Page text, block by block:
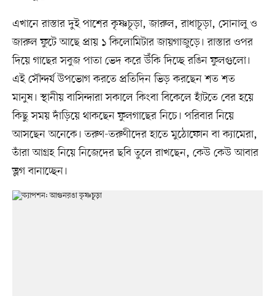
এখানে রাস্তার দুই পাশের কৃষ্ণচূড়া, জারুল, রাধাচূড়া, সোনালু ও
জারুল ফুটে আছে প্রায় ১ কিলোমিটার জায়গাজুড়ে। রাস্তার ওপর
দিয়ে গাছের সবুজ পাতা ভেদ করে উঁকি দিচ্ছে রঙিন ফুলগুলো।
এই সৌন্দর্য উপভোগ করতে প্রতিদিন ভিড় করছেন শত শত
মানুষ। স্থানীয় বাসিন্দারা সকালে কিংবা বিকেলে হাঁটতে বের হয়ে
কিছু সময় দাঁড়িয়ে থাকছেন ফুলগাছের নিচে। পরিবার নিয়ে
আসছেন অনেকে। তরুণ-তরুণীদের হাতে মুঠোফোন বা ক্যামেরা,
তাঁরা আগ্রহ নিয়ে নিজেদের ছবি তুলে রাখছেন, কেউ কেউ আবার
ভ্লগ বানাচ্ছেন।